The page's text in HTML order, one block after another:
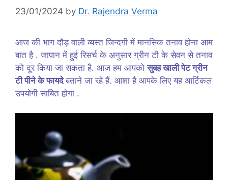
23/01/2024 by Dr. Rajendra Verma
आज की भाग दौड़ वाली व्यस्त जिन्दगी में मानसिक तनाव होना आम
बात है . जापान में हुई रिसर्च के अनुसार ग्रीन टी के सेवन से तनाव
को दूर किया जा सकता है. आज हम आपकोसुबह खाली पेट ग्रीन
टी पीने के फायदेबताने जा रहे हैं. आशा है आपके लिए यह आर्टिकल
उपयोगी साबित होगा .